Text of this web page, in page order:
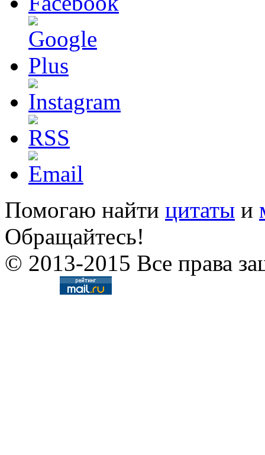
Помогаю найти цитаты и
Обращайтесь!
© 2013-2015 Все права